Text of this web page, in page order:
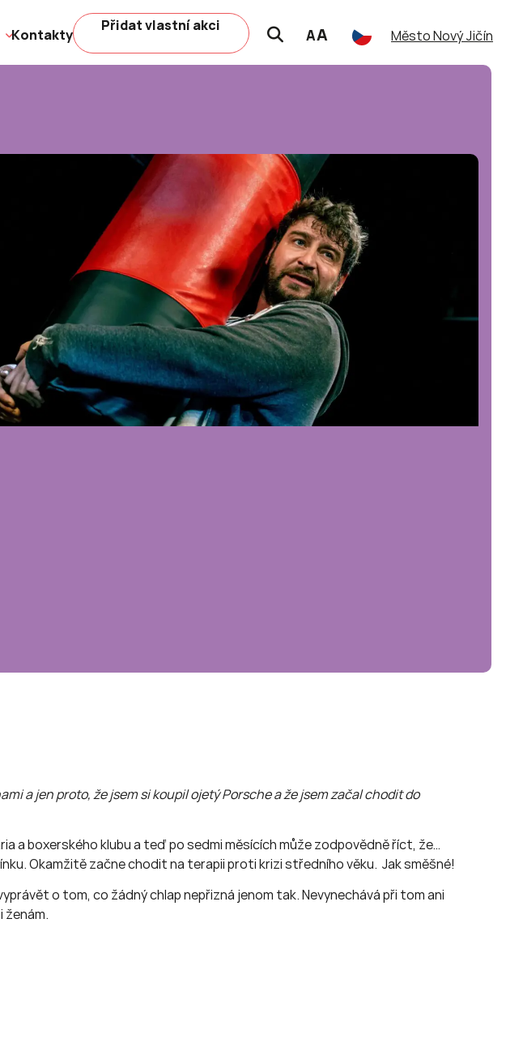
Kontakty
Přidat vlastní akci
AA Město Nový Jičín
a jen proto, že jsem si koupil ojetý Porsche a že jsem začal chodit do
a boxerského klubu a teď po sedmi měsících může zodpovědně říct, že…
Okamžitě začne chodit na terapii proti krizi středního věku. Jak směšné!
o tom, co žádný chlap nepřizná jenom tak. Nevynechává při tom ani
ženám.